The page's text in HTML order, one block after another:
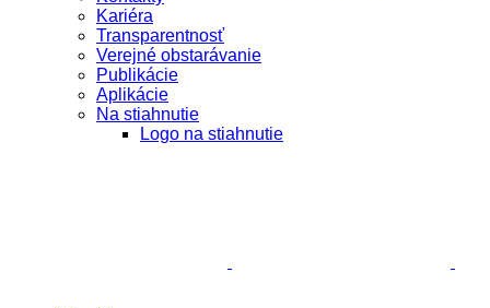
Kariéra
Transparentnosť
Verejné obstarávanie
Publikácie
Aplikácie
Na stiahnutie
Logo na stiahnutie